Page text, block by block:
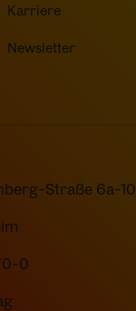
Karriere
Newsletter
Straße 6a-10
0